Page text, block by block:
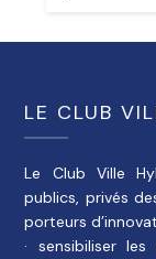
LE CLUB
Le Club Ville
publics, privés
porteurs
· sensibiliser